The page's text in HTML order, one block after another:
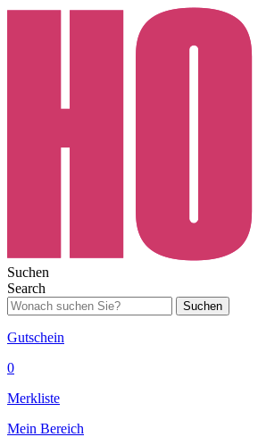
Suchen
Search
Suchen
Gutschein
0
Merkliste
Mein Bereich